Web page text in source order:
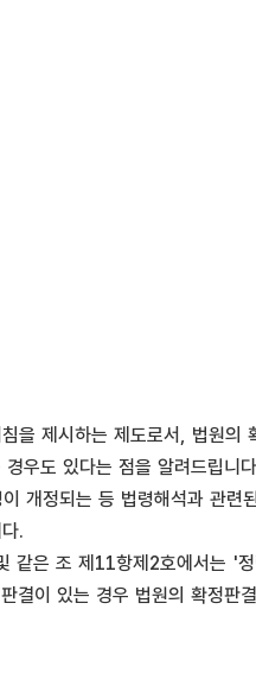
을 제시하는 제도로서, 법원의
우도 있다는 점을 알려드립니
개정되는 등 법령해석과 관련
.
같은 조 제11항제2호에서는 '
결이 있는 경우 법원의 확정판